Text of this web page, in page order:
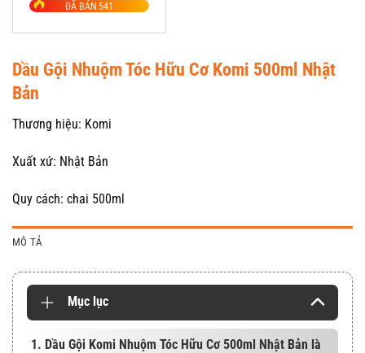
là:
tại
820.000 ₫.
ĐÃ BÁN 541
Dầu Gội Nhuộm Tóc Hữu Cơ Komi 500ml Nhật
Bản
Thương hiệu: Komi
Xuất xứ: Nhật Bản
Quy cách: chai 500ml
MÔ TẢ
Mục lục
1. Dầu Gội Komi Nhuộm Tóc Hữu Cơ 500ml Nhật Bản là